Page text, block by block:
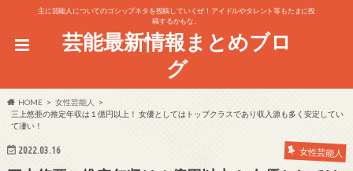
主に芸能人についてのゴシップネタを投稿していくぜ！アイドルやタレント等もたまに投
稿するかもな。
芸能最新情報まとめブロ
グ
HOME
女性芸能人
三上悠亜の推定年収は１億円以上！ 女優としてはトップクラスであり収入源も多く安定してい
て凄い！
2022.03.16 女性芸能人